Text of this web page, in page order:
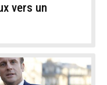
vers un